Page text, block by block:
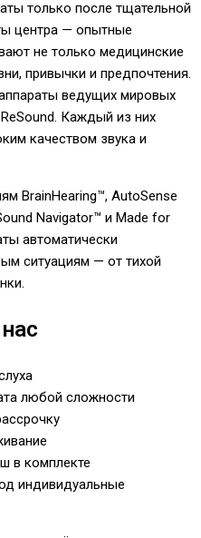
только после тщательной
центра — опытные
не только медицинские
привычки и предпочтения.
ведущих мировых
Каждый из них
качеством звука и
BrainHearing™, AutoSense
Navigator™ и Made for
автоматически
ситуациям — от тихой
любой сложности
в комплекте
индивидуальные